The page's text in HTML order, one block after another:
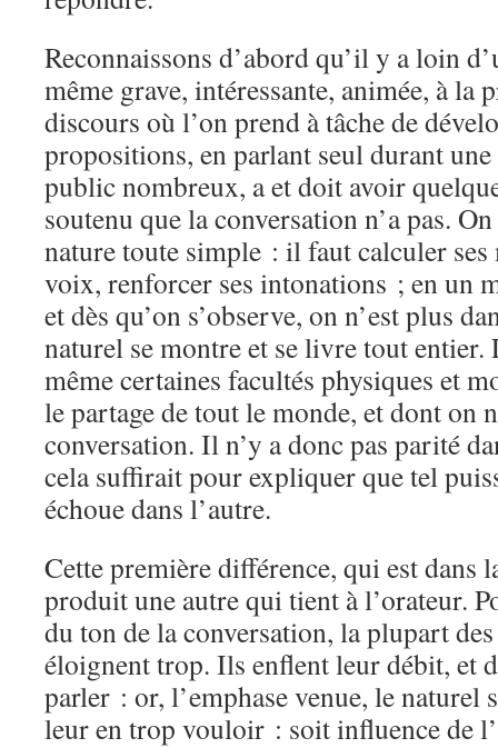
Reconnaissons d’abord qu’il y a loin
même grave, intéressante, animée, à la
discours où l’on prend à tâche de
propositions, en parlant seul durant
public nombreux, a et doit avoir
soutenu que la conversation n’a pas.
nature toute simple : il faut calculer ses
voix, renforcer ses intonations ; en un
et dès qu’on s’observe, on n’est plus
naturel se montre et se livre tout
même certaines facultés physiques et
le partage de tout le monde, et dont on
conversation. Il n’y a donc pas parité
cela suffirait pour expliquer que tel
échoue dans l’autre.
Cette première différence, qui est dans
produit une autre qui tient à l’orateur.
du ton de la conversation, la plupart
éloignent trop. Ils enflent leur débit, et
parler : or, l’emphase venue, le naturel
leur en trop vouloir : soit influence de